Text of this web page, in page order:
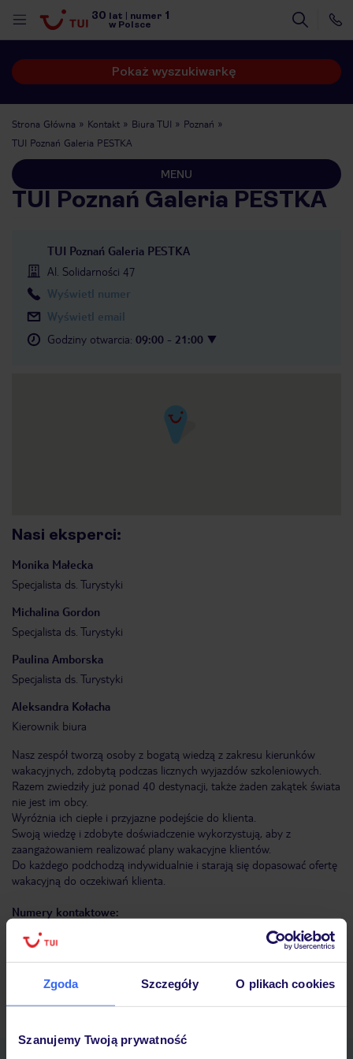
Zgoda Szczegóły O plikach cookies
Szanujemy Twoją prywatność
30 lat numer 1
w Polsce
Pokaż wyszukiwarkę
Strona Główna Kontakt Biura TUI
Poznań
TUI Poznań Galeria PESTKA
MENU
TUI Poznań Galeria PESTKA
TUI Poznań Galeria PESTKA
Al. Solidarności 47
Wyświetl numer
Wyświetl email
Godziny otwarcia: 09:00 - 21:00
Nasi eksperci:
Monika Małecka
Specjalista ds. Turystyki
Michalina Gordon
Specjalista ds. Turystyki
Paulina Amborska
Specjalista ds. Turystyki
Aleksandra Kołacha
Kierownik biura
Nasz zespół tworzą osoby z bogatą wiedzą z zakresu kierunków
wakacyjnych, zdobytą podczas licznych wyjazdów szkoleniowych.
Razem zwiedziły już ponad 40 destynacji, także żaden zakątek świata
nie jest im obcy.
Wyróżnia ich ciepłe i przyjazne podejście do klienta.
Swoją wiedzę i zdobyte doświadczenie wykorzystują, aby z
zaangażowaniem realizować plany wakacyjne klientów.
Do każdego podchodzą indywidualnie i starają się dopasować ofertę
wakacyjną do oczekiwań klienta.
Numery kontaktowe:
kom.: 513 091 918
kom.: 722 002 423
Znajdź inne Biuro Podróży TUI w Twojej okolicy